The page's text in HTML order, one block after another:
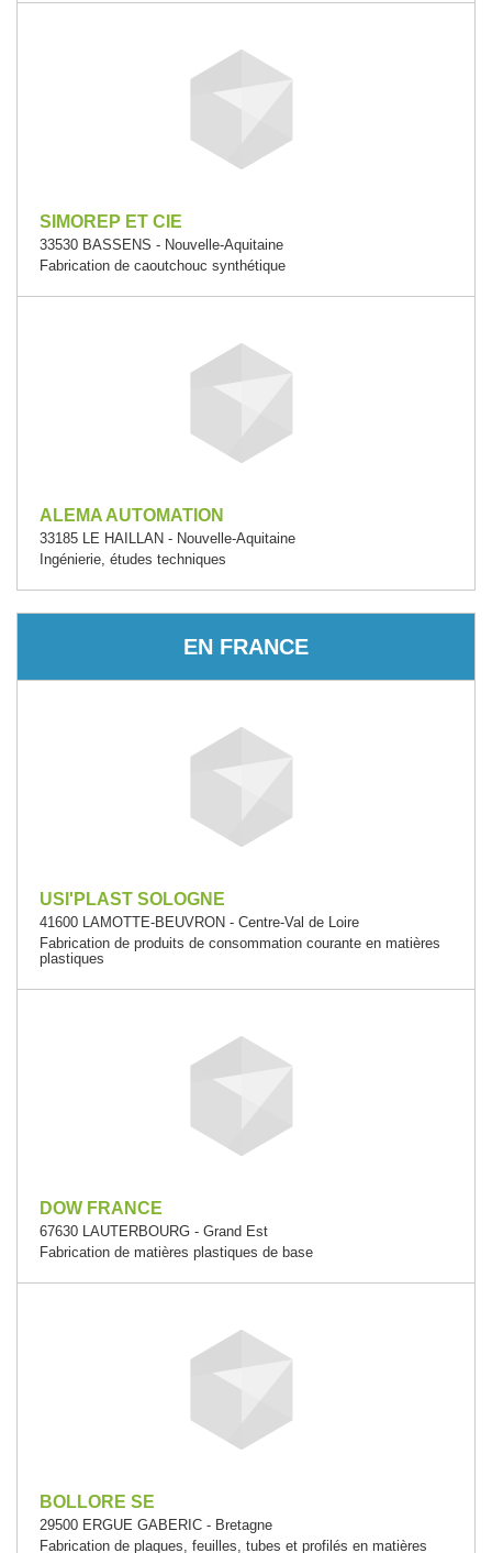
SIMOREP ET CIE
33530 BASSENS - Nouvelle-Aquitaine
Fabrication de caoutchouc synthétique
ALEMA AUTOMATION
33185 LE HAILLAN - Nouvelle-Aquitaine
Ingénierie, études techniques
EN FRANCE
USI'PLAST SOLOGNE
41600 LAMOTTE-BEUVRON - Centre-Val de Loire
Fabrication de produits de consommation courante en matières
plastiques
DOW FRANCE
67630 LAUTERBOURG - Grand Est
Fabrication de matières plastiques de base
BOLLORE SE
29500 ERGUE GABERIC - Bretagne
Fabrication de plaques, feuilles, tubes et profilés en matières